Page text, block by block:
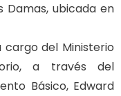
Damas, ubicada en
del Ministerio
a través del
Básico, Edward